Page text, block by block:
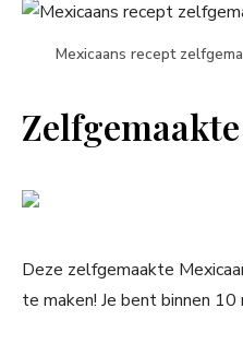
Mexicaans recept
Deze zelfgemaakte
te maken! Je bent binnen 10